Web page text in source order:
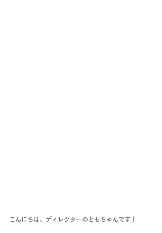
こんにちは、ディレクターのともちゃんです！